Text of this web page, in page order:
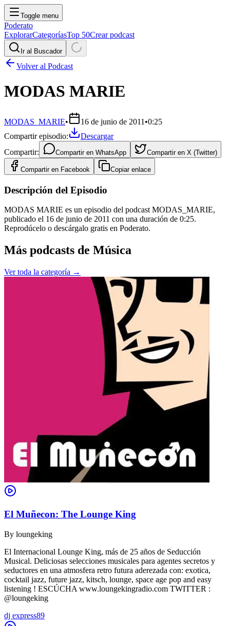
Toggle menu
Poderato
ExplorarCategoríasTop 50Crear podcast
Ir al Buscador
Volver al Podcast
MODAS MARIE
MODAS_MARIE• 16 de junio de 2011 •0:25
Compartir episodio:
Descargar
Compartir:
Compartir en WhatsApp Compartir en X (Twitter)
Compartir en Facebook Copiar enlace
Descripción del Episodio
MODAS MARIE es un episodio del podcast MODAS_MARIE,
publicado el 16 de junio de 2011 con una duración de 0:25.
Reprodúcelo o descárgalo gratis en Poderato.
Más podcasts de Música
Ver toda la categoría →
El Muñecon: The Lounge King
By loungeking
El Internacional Lounge King, más de 25 años de Seducción
Musical. Deliciosas selecciones musicales para agentes secretos y
seductores en una atmosfera retro futura aderezada con: exotica,
cocktail jazz, future jazz, kitsch, lounge, space age pop and easy
listening ! ESCÚCHA www.loungekingradio.com TWITTER :
@loungeking
dj express89